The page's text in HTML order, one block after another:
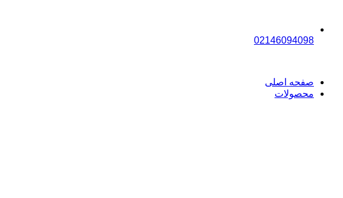
02146094098
صفحه اصلی
محصولات